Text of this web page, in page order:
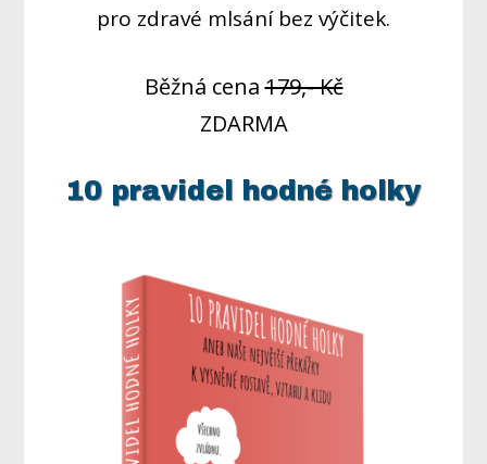
pro zdravé mlsání bez výčitek.
Běžná cena179,- Kč
ZDARMA
10 pravidel hodné holky